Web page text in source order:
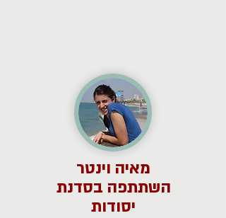
מאיה וינטר
השתתפה בסדנת
יסודות